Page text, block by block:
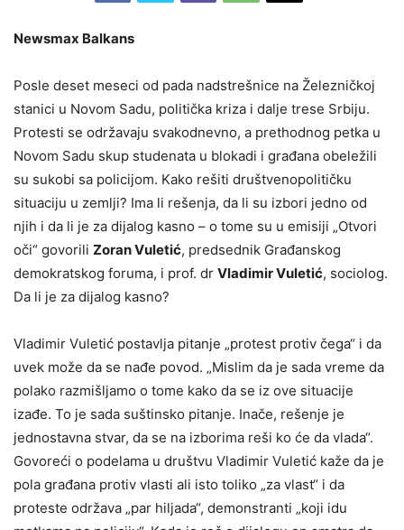
Newsmax Balkans
Posle deset meseci od pada nadstrešnice na Železničkoj
stanici u Novom Sadu, politička kriza i dalje trese Srbiju.
Protesti se održavaju svakodnevno, a prethodnog petka u
Novom Sadu skup studenata u blokadi i građana obeležili
su sukobi sa policijom. Kako rešiti društvenopolitičku
situaciju u zemlji? Ima li rešenja, da li su izbori jedno od
njih i da li je za dijalog kasno – o tome su u emisiji „Otvori
oči“ govorili Zoran Vuletić, predsednik Građanskog
demokratskog foruma, i prof. dr Vladimir Vuletić, sociolog.
Da li je za dijalog kasno?
Vladimir Vuletić postavlja pitanje „protest protiv čega“ i da
uvek može da se nađe povod. „Mislim da je sada vreme da
polako razmišljamo o tome kako da se iz ove situacije
izađe. To je sada suštinsko pitanje. Inače, rešenje je
jednostavna stvar, da se na izborima reši ko će da vlada“.
Govoreći o podelama u društvu Vladimir Vuletić kaže da je
pola građana protiv vlasti ali isto toliko „za vlast“ i da
proteste održava „par hiljada“, demonstranti „koji idu